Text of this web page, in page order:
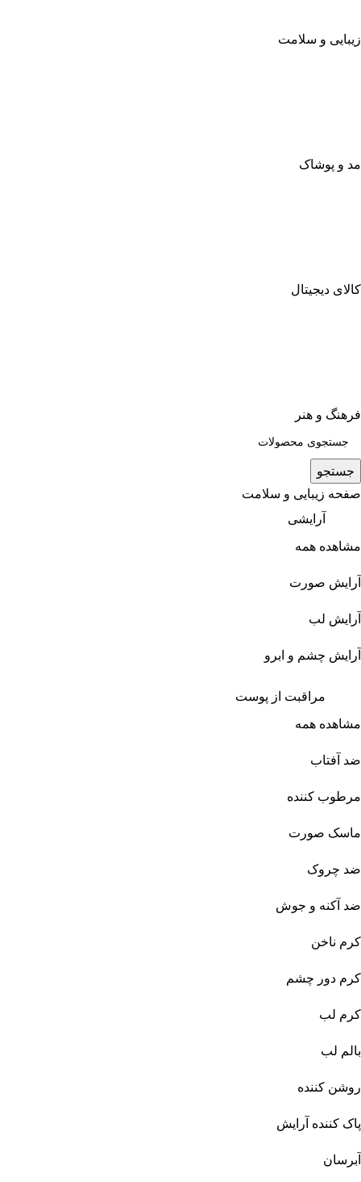
زیبایی و سلامت
مد و پوشاک
کالای دیجیتال
فرهنگ و هنر
جستجو
صفحه زیبایی و سلامت
آرایشی
مشاهده همه
آرایش صورت
آرایش لب
آرایش چشم و ابرو
مراقبت از پوست
مشاهده همه
ضد آفتاب
مرطوب کننده
ماسک صورت
ضد چروک
ضد آکنه و جوش
کرم ناخن
کرم دور چشم
کرم لب
بالم لب
روشن کننده
پاک کننده آرایش
آبرسان